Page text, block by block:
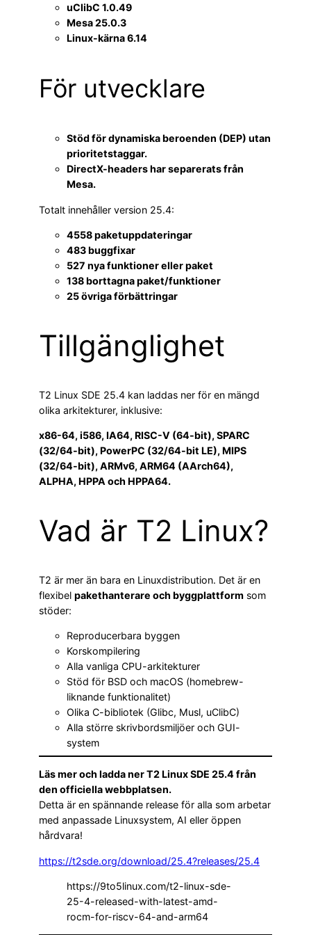
uClibC 1.0.49
Mesa 25.0.3
Linux-kärna 6.14
För utvecklare
Stöd för dynamiska beroenden (DEP) utan
prioritetstaggar.
DirectX-headers har separerats från
Mesa.
Totalt innehåller version 25.4:
4558 paketuppdateringar
483 buggfixar
527 nya funktioner eller paket
138 borttagna paket/funktioner
25 övriga förbättringar
Tillgänglighet
T2 Linux SDE 25.4 kan laddas ner för en mängd
olika arkitekturer, inklusive:
x86-64, i586, IA64, RISC-V (64-bit), SPARC
(32/64-bit), PowerPC (32/64-bit LE), MIPS
(32/64-bit), ARMv6, ARM64 (AArch64),
ALPHA, HPPA och HPPA64.
Vad är T2 Linux?
T2 är mer än bara en Linuxdistribution. Det är en
flexibel pakethanterare och byggplattform som
stöder:
Reproducerbara byggen
Korskompilering
Alla vanliga CPU-arkitekturer
Stöd för BSD och macOS (homebrew-
liknande funktionalitet)
Olika C-bibliotek (Glibc, Musl, uClibC)
Alla större skrivbordsmiljöer och GUI-
system
Läs mer och ladda ner T2 Linux SDE 25.4 från
den officiella webbplatsen.
Detta är en spännande release för alla som arbetar
med anpassade Linuxsystem, AI eller öppen
hårdvara!
https://t2sde.org/download/25.4?releases/25.4
https://9to5linux.com/t2-linux-sde-
25-4-released-with-latest-amd-
rocm-for-riscv-64-and-arm64